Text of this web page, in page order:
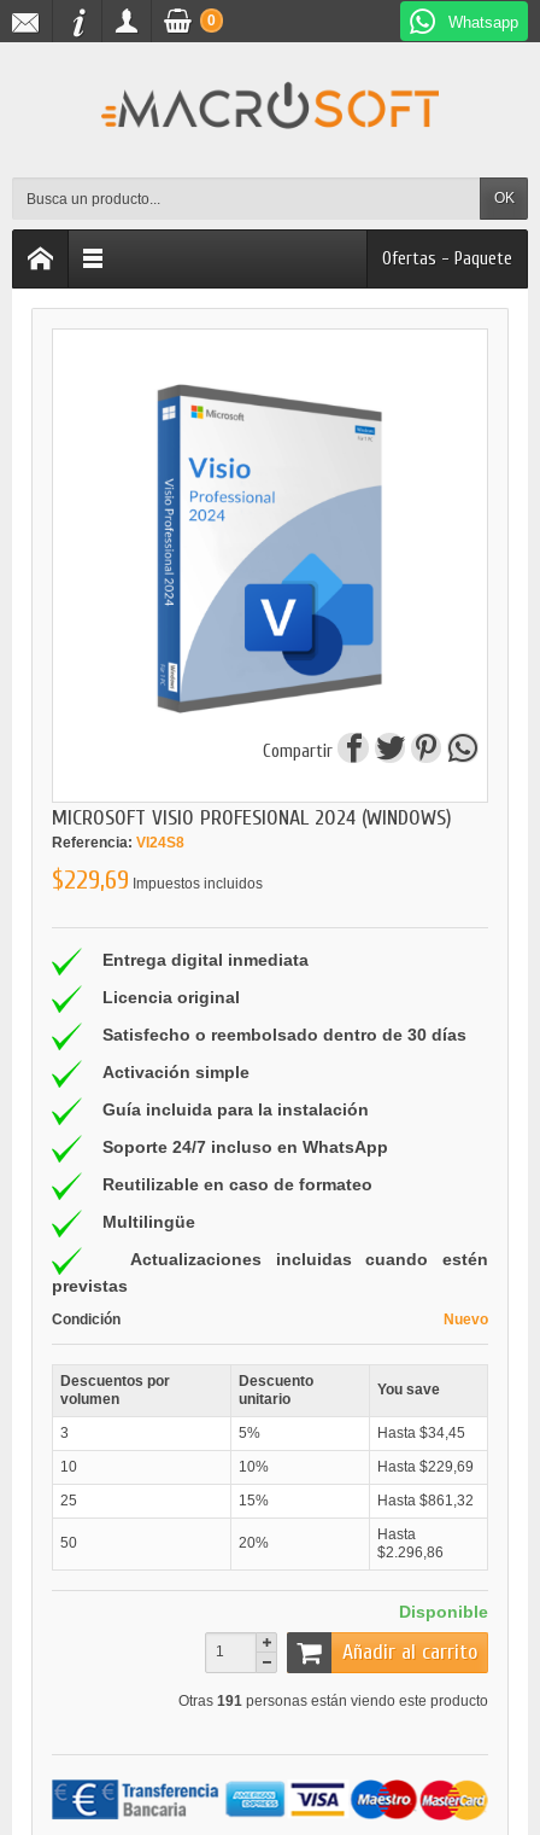
Whatsapp
OK
0
Ofertas - Paquete
Compartir
MICROSOFT VISIO PROFESIONAL 2024 (WINDOWS)
Referencia: VI24S8
$229,69 Impuestos incluidos
Entrega digital inmediata
Licencia original
Satisfecho o reembolsado dentro de 30 días
Activación simple
Guía incluida para la instalación
Soporte 24/7 incluso en WhatsApp
Reutilizable en caso de formateo
Multilingüe
Actualizaciones incluidas cuando estén
previstas
Condición Nuevo
Descuentos por
volumen
Descuento
unitario
You save
3 5%
Hasta $34,45
10
10%
Hasta $229,69
25
15% Hasta $861,32
50 20%
Hasta
$2.296,86
Disponible
Añadir al carrito
Otras 191 personas están viendo este producto